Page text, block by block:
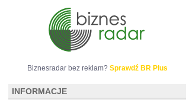
Biznesradar bez reklam? Sprawdź BR Plus
INFORMACJE